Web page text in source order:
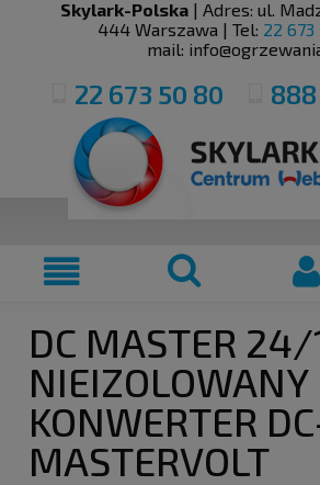
Skylark-Polska | Adres: ul.
444 Warszawa | Tel: 22 673
mail:
22 673 50 80
DC MASTER
NIEIZOLOWANY
KONWERTER
MASTERVOLT